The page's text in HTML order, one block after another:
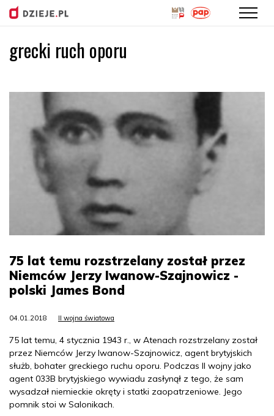
grecki ruch oporu
75 lat temu rozstrzelany został przez
Niemców Jerzy Iwanow-Szajnowicz -
polski James Bond
04.01.2018 II wojna światowa
75 lat temu, 4 stycznia 1943 r., w Atenach rozstrzelany został
przez Niemców Jerzy Iwanow-Szajnowicz, agent brytyjskich
służb, bohater greckiego ruchu oporu. Podczas II wojny jako
agent 033B brytyjskiego wywiadu zasłynął z tego, że sam
wysadzał niemieckie okręty i statki zaopatrzeniowe. Jego
pomnik stoi w Salonikach.